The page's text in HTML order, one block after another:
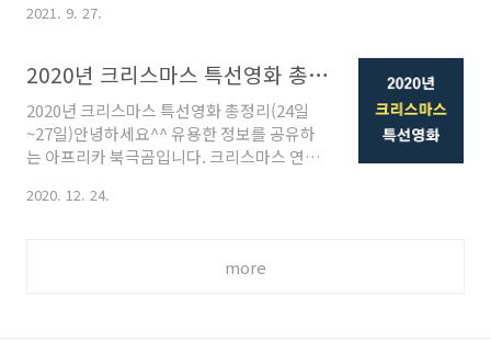
(박강윤 역) 논리적 비약이 많아 몰입이 쉽지
니다. 다만, 캐릭터의 인물 및 심리 묘사가 더
많았더라면...라는 아쉬움은 남습니다. 최우식
(최민재 역) ..
OTT 서비스입니다. 지금부터 놓치지 말아야
플릭스 추천 1 에밀리 파리에 가다 미녀 배우
릴리 콜린스 주연으로 불어도 모르고 파리로
가게된 통통 튀는 에밀리의 일과 사랑이야기
를 다룬 엉뚱 기발한 로맨스 드라마입니다. 총
10부로 시즌 1개로 구성되었고, 새로운 시즌
빗 흥미진진하게 펼쳐지는 천재 체스 소녀의
영화입니다. 넷플릭스 추천 4 기묘한 이야기 ..
2021. 9. 27.
2020년 크리스마스 특선영화 총정리(24일~27일)
2020년 크리스마스 특선영화 총정리(24일
~27일)안녕하세요^^ 유용한 정보를 공유하
는 아프리카 북극곰입니다. 크리스마스 연휴
년 12월 24일부터 27일까지 방영되는 크리스
Thrills, SCREEN, EBS, tvN 채널에서 연휴
2020. 12. 24.
more